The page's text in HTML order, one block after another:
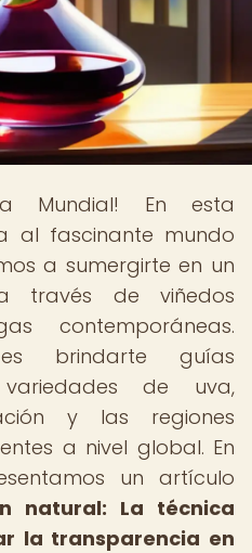
Mundial! En esta
al fascinante mundo
a sumergirte en un
través de viñedos
contemporáneas.
brindarte guías
de uva,
y las regiones
a nivel global. En
un artículo
natural: La técnica
la transparencia en